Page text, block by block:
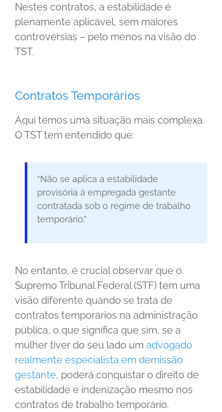
Nestes contratos, a estabilidade é
plenamente aplicável, sem maiores
controvérsias – pelo menos na visão do
TST.
Contratos Temporários
Aqui temos uma situação mais complexa.
O TST tem entendido que:
“Não se aplica a estabilidade
provisória à empregada gestante
contratada sob o regime de trabalho
temporário.”
No entanto, é crucial observar que o
Supremo Tribunal Federal (STF) tem uma
visão diferente quando se trata de
contratos temporários na administração
pública, o que significa que sim, se a
mulher tiver do seu lado um advogado
realmente especialista em demissão
gestante, poderá conquistar o direito de
estabilidade e indenização mesmo nos
contratos de trabalho temporário.